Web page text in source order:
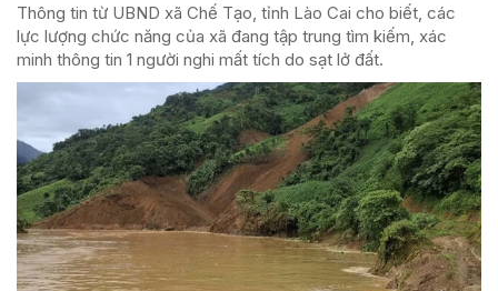
Thông tin từ UBND xã Chế Tạo, tỉnh Lào Cai cho biết, các
lực lượng chức năng của xã đang tập trung tìm kiếm, xác
minh thông tin 1 người nghi mất tích do sạt lở đất.